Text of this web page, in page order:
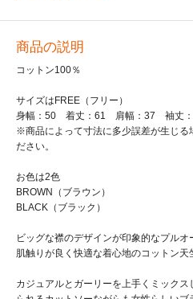
商品の説明
コットン100％
サイズはFREE（フリー）
身幅：50 着丈：61 肩幅：37 袖丈：
※商品によって寸法に多少誤差が生じる
ださい。
お色は2色
BROWN（ブラウン）
BLACK（ブラック）
ビッグな襟のデザインが印象的なプルオ
肌触りが良く快適な着心地のコットン天
カジュアルとガーリーを上手くミック